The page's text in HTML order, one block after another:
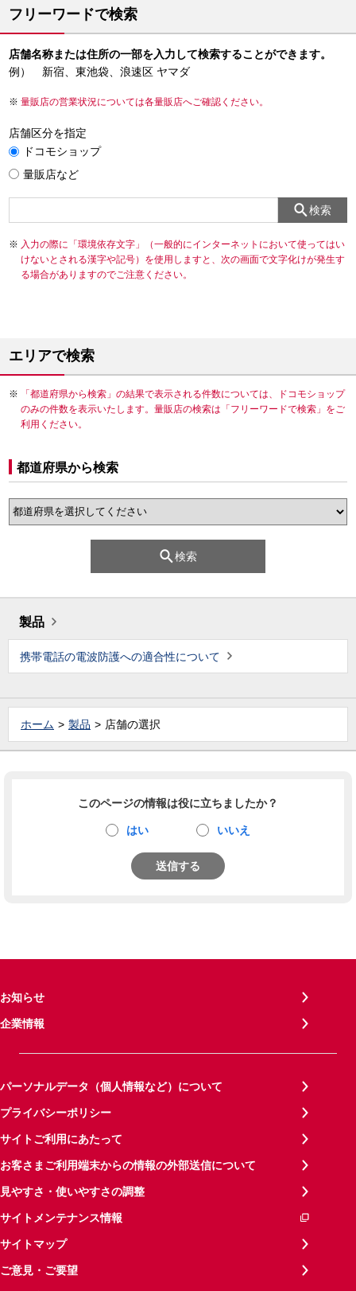
フリーワードで検索
店舗名称または住所の一部を入力して検索することができます。
例） 新宿、東池袋、浪速区 ヤマダ
量販店の営業状況については各量販店へご確認ください。
店舗区分を指定
ドコモショップ
量販店など
検索
入力の際に「環境依存文字」（一般的にインターネットにおいて使ってはい
けないとされる漢字や記号）を使用しますと、次の画面で文字化けが発生す
る場合がありますのでご注意ください。
エリアで検索
「都道府県から検索」の結果で表示される件数については、ドコモショップ
のみの件数を表示いたします。量販店の検索は「フリーワードで検索」をご
利用ください。
都道府県から検索
検索
製品
携帯電話の電波防護への適合性について
ホーム 製品 店舗の選択
このページの情報は役に立ちましたか？
はい いいえ
送信する
お知らせ
企業情報
パーソナルデータ（個人情報など）について
プライバシーポリシー
サイトご利用にあたって
お客さまご利用端末からの情報の外部送信について
見やすさ・使いやすさの調整
サイトメンテナンス情報
サイトマップ
ご意見・ご要望